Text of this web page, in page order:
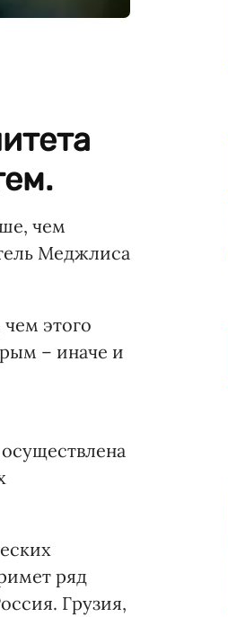
чем
Меджлиса
этого
– иначе и
ряд
Грузия,